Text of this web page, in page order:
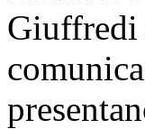
Giuffredi